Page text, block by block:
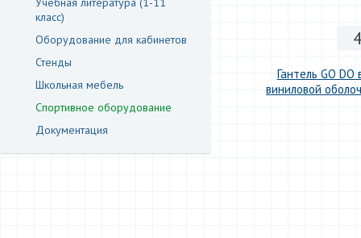
класс)
Оборудование для кабинетов
Стенды
Школьная мебель
Спортивное оборудование
Документация
Гантель GO DO
виниловой